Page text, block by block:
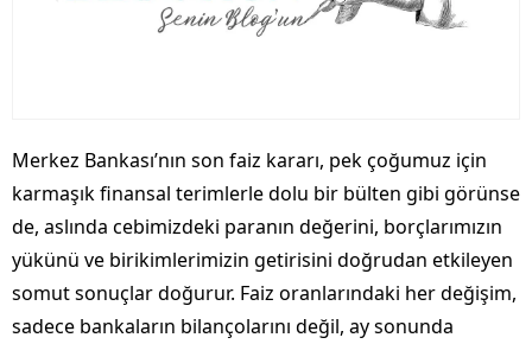
Merkez Bankası’nın son faiz kararı, pek çoğumuz için
karmaşık finansal terimlerle dolu bir bülten gibi görünse
de, aslında cebimizdeki paranın değerini, borçlarımızın
yükünü ve birikimlerimizin getirisini doğrudan etkileyen
somut sonuçlar doğurur. Faiz oranlarındaki her değişim,
sadece bankaların bilançolarını değil, ay sonunda